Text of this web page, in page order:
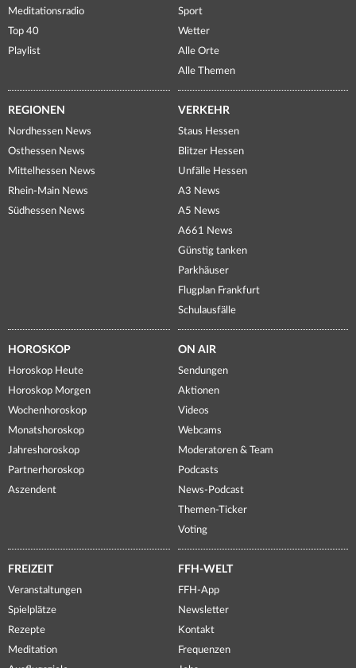
Meditationsradio
Top 40
Playlist
Sport
Wetter
Alle Orte
Alle Themen
REGIONEN
Nordhessen News
Osthessen News
Mittelhessen News
Rhein-Main News
Südhessen News
VERKEHR
Staus Hessen
Blitzer Hessen
Unfälle Hessen
A3 News
A5 News
A661 News
Günstig tanken
Parkhäuser
Flugplan Frankfurt
Schulausfälle
HOROSKOP
Horoskop Heute
Horoskop Morgen
Wochenhoroskop
Monatshoroskop
Jahreshoroskop
Partnerhoroskop
Aszendent
ON AIR
Sendungen
Aktionen
Videos
Webcams
Moderatoren & Team
Podcasts
News-Podcast
Themen-Ticker
Voting
FREIZEIT
Veranstaltungen
Spielplätze
Rezepte
Meditation
FFH-WELT
FFH-App
Newsletter
Kontakt
Frequenzen